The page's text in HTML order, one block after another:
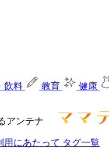
飲料 教育 健康
アンテナ
用にあたって タグ一覧